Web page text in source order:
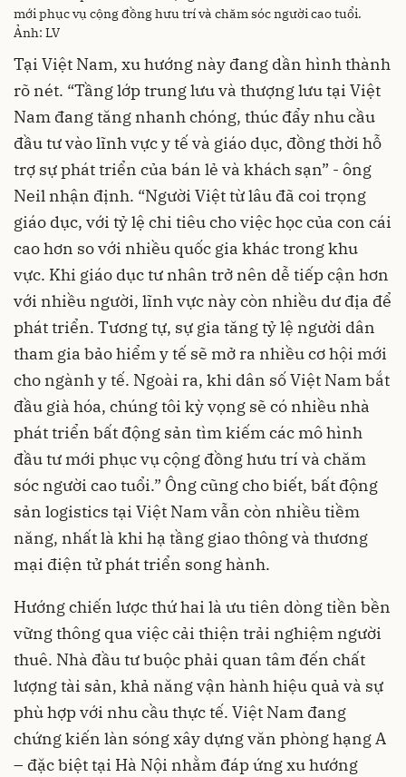
mới phục vụ cộng đồng hưu trí và chăm sóc người cao tuổi.
Ảnh: LV
Tại Việt Nam, xu hướng này đang dần hình thành
rõ nét. “Tầng lớp trung lưu và thượng lưu tại Việt
Nam đang tăng nhanh chóng, thúc đẩy nhu cầu
đầu tư vào lĩnh vực y tế và giáo dục, đồng thời hỗ
trợ sự phát triển của bán lẻ và khách sạn” - ông
Neil nhận định. “Người Việt từ lâu đã coi trọng
giáo dục, với tỷ lệ chi tiêu cho việc học của con cái
cao hơn so với nhiều quốc gia khác trong khu
vực. Khi giáo dục tư nhân trở nên dễ tiếp cận hơn
với nhiều người, lĩnh vực này còn nhiều dư địa để
phát triển. Tương tự, sự gia tăng tỷ lệ người dân
tham gia bảo hiểm y tế sẽ mở ra nhiều cơ hội mới
cho ngành y tế. Ngoài ra, khi dân số Việt Nam bắt
đầu già hóa, chúng tôi kỳ vọng sẽ có nhiều nhà
phát triển bất động sản tìm kiếm các mô hình
đầu tư mới phục vụ cộng đồng hưu trí và chăm
sóc người cao tuổi.” Ông cũng cho biết, bất động
sản logistics tại Việt Nam vẫn còn nhiều tiềm
năng, nhất là khi hạ tầng giao thông và thương
mại điện tử phát triển song hành.
Hướng chiến lược thứ hai là ưu tiên dòng tiền bền
vững thông qua việc cải thiện trải nghiệm người
thuê. Nhà đầu tư buộc phải quan tâm đến chất
lượng tài sản, khả năng vận hành hiệu quả và sự
phù hợp với nhu cầu thực tế. Việt Nam đang
chứng kiến làn sóng xây dựng văn phòng hạng A
– đặc biệt tại Hà Nội nhằm đáp ứng xu hướng